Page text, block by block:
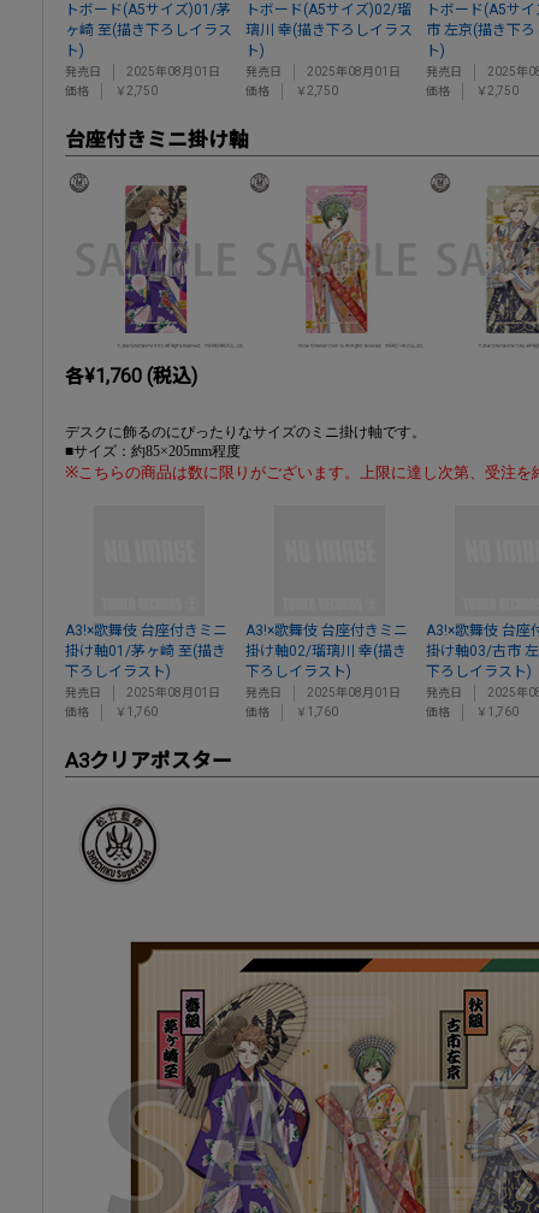
トボード(A5サイズ)01/茅
ヶ崎 至(描き下ろしイラス
ト)
発売日
2025年08月01日
価格
￥2,750
トボード(A5サイズ)02/瑠
璃川 幸(描き下ろしイラス
ト)
発売日
2025年08月01日
価格
￥2,750
トボード(A5サ
市 左京(描き下
ト)
発売日
2025年
価格
￥2,750
台座付きミニ掛け軸
各¥1,760 (税込)
デスクに飾るのにぴったりなサイズのミニ掛け軸です。
■サイズ：約85×205mm程度
※こちらの商品は数に限りがございます。上限に達し次第、受注を
A3!×歌舞伎 台座付きミニ
掛け軸01/茅ヶ崎 至(描き
下ろしイラスト)
発売日
2025年08月01日
価格
￥1,760
A3!×歌舞伎 台座付きミニ
掛け軸02/瑠璃川 幸(描き
下ろしイラスト)
発売日
2025年08月01日
価格
￥1,760
A3!×歌舞伎 台座
掛け軸03/古市
下ろしイラスト)
発売日
2025年
価格
￥1,760
A3クリアポスター